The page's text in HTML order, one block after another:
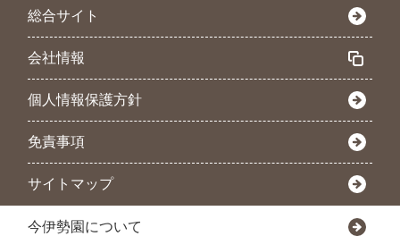
総合サイト
会社情報
個人情報保護方針
免責事項
サイトマップ
今伊勢園について